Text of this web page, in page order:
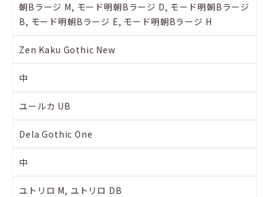
朝Bラージ M, モード明朝Bラージ D, モード明朝Bラージ
B, モード明朝Bラージ E, モード明朝Bラージ H
Zen Kaku Gothic New
中
ユールカ UB
Dela Gothic One
中
ユトリロ M, ユトリロ DB